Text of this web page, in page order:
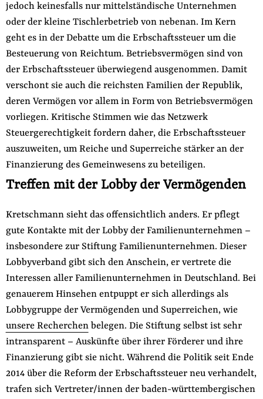
jedoch keinesfalls nur mittelständische Unternehmen
oder der kleine Tischlerbetrieb von nebenan. Im Kern
geht es in der Debatte um die Erbschaftssteuer um die
Besteuerung von Reichtum. Betriebsvermögen sind von
der Erbschaftssteuer überwiegend ausgenommen. Damit
verschont sie auch die reichsten Familien der Republik,
deren Vermögen vor allem in Form von Betriebsvermögen
vorliegen. Kritische Stimmen wie das Netzwerk
Steuergerechtigkeit fordern daher, die Erbschaftssteuer
auszuweiten, um Reiche und Superreiche stärker an der
Finanzierung des Gemeinwesens zu beteiligen.
Treffen mit der Lobby der Vermögenden
Kretschmann sieht das offensichtlich anders. Er pflegt
gute Kontakte mit der Lobby der Familienunternehmen –
insbesondere zur Stiftung Familienunternehmen. Dieser
Lobbyverband gibt sich den Anschein, er vertrete die
Interessen aller Familienunternehmen in Deutschland. Bei
genauerem Hinsehen entpuppt er sich allerdings als
Lobbygruppe der Vermögenden und Superreichen, wie
unsere Recherchenbelegen. Die Stiftung selbst ist sehr
intransparent – Auskünfte über ihrer Förderer und ihre
Finanzierung gibt sie nicht. Während die Politik seit Ende
2014 über die Reform der Erbschaftssteuer neu verhandelt,
trafen sich Vertreter/innen der baden-württembergischen